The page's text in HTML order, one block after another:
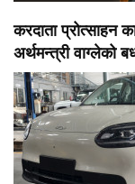
करदाता प्रोत्साहन
अर्थमन्त्री वाग्लेको